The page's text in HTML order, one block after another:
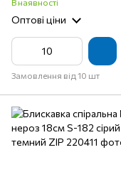
Оптові ціни
Замовлення від 10 шт